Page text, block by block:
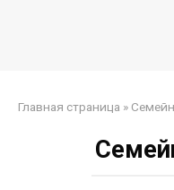
Главная страница »